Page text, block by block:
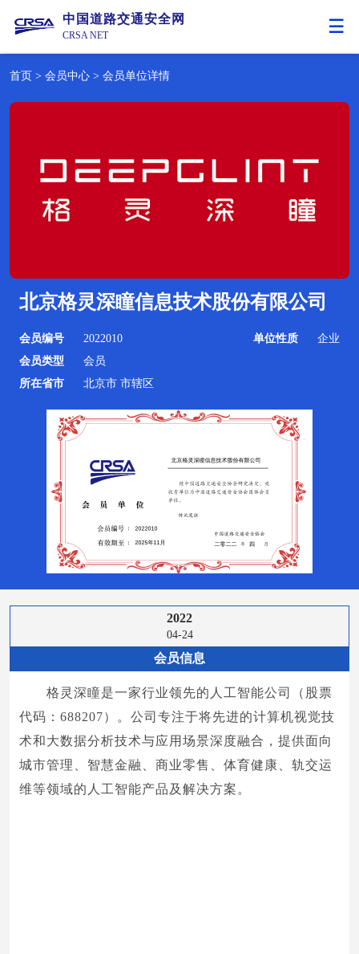
中国道路交通安全网
CRSA NET
首页 > 会员中心 > 会员单位详情
北京格灵深瞳信息技术股份有限公司
会员编号 2022010 单位性质
企业
会员类型
会员
所在省市
北京市 市辖区
2022
04-24
会员信息
格灵深瞳是一家行业领先的人工智能公司（股票
代码：688207）。公司专注于将先进的计算机视觉技
术和大数据分析技术与应用场景深度融合，提供面向
城市管理、智慧金融、商业零售、体育健康、轨交运
维等领域的人工智能产品及解决方案。